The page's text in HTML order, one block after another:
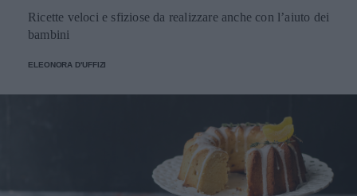
Ricette veloci e sfiziose da realizzare anche con l’aiuto dei
bambini
ELEONORA D'UFFIZI